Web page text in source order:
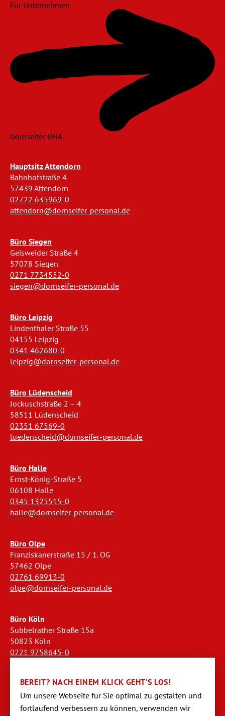
Für Unternehmen
Dornseifer DNA
Hauptsitz Attendorn
Bahnhofstraße 4
57439 Attendorn
02722 635969-0
attendorn@dornseifer-personal.de
Büro Siegen
Geisweider Straße 4
57078 Siegen
0271 7734552-0
siegen@dornseifer-personal.de
Büro Leipzig
Lindenthaler Straße 55
04155 Leipzig
0341 462680-0
leipzig@dornseifer-personal.de
Büro Lüdenscheid
Jockuschstraße 2 – 4
58511 Lüdenscheid
02351 67569-0
luedenscheid@dornseifer-personal.de
Büro Halle
Ernst-König-Straße 5
06108 Halle
0345 1325515-0
halle@dornseifer-personal.de
Büro Olpe
Franziskanerstraße 15 / 1. OG
57462 Olpe
02761 69913-0
olpe@dornseifer-personal.de
Büro Köln
Subbelrather Straße 15a
50823 Köln
0221 9758645-0
Büro Stendal
Westwall 18
BEREIT? NACH EINEM KLICK GEHT’S LOS!
Um unsere Webseite für Sie optimal zu gestalten und
fortlaufend verbessern zu können, verwen­den wir